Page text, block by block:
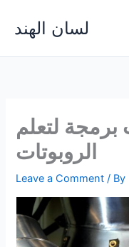
content
لسان الهند
لغات برمجة لتعلم
الروبوتات
Leave a Comment / By